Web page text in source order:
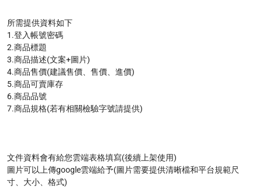
所需提供資料如下
1.登入帳號密碼
2.商品標題
3.商品描述(文案+圖片)
4.商品售價(建議售價、售價、進價)
5.商品可賣庫存
6.商品品號
7.商品規格(若有相關檢驗字號請提供)
文件資料會有給您雲端表格填寫(後續上架使用)
圖片可以上傳google雲端給予(圖片需要提供清晰檔和平台規範尺
寸、大小、格式)